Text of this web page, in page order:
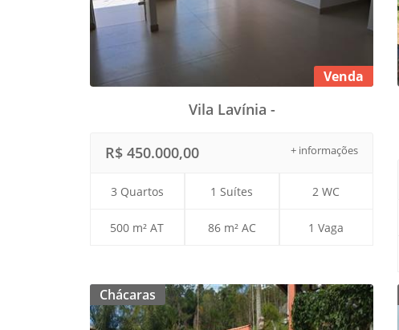
Venda
Vila Lavínia -
+ informações
R$ 450.000,00
3 Quartos 1 Suítes 2 WC
500 m² AT 86 m² AC 1 Vaga
Chácaras